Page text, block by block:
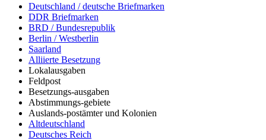
Deutschland / deutsche Briefmarken
DDR Briefmarken
BRD / Bundesrepublik
Berlin / Westberlin
Saarland
Alliierte Besetzung
Lokalausgaben
Feldpost
Besetzungs-ausgaben
Abstimmungs-gebiete
Auslands-postämter und Kolonien
Altdeutschland
Deutsches Reich